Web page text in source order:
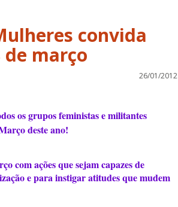
convida
26/01/2012
os grupos feministas e militantes
deste ano!
com ações que sejam capazes de
e para instigar atitudes que mudem